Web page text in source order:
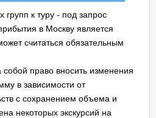
групп к туру - под запрос
в Москву является
считаться обязательным
право вносить изменения
в зависимости от
с сохранением объема и
некоторых экскурсий на